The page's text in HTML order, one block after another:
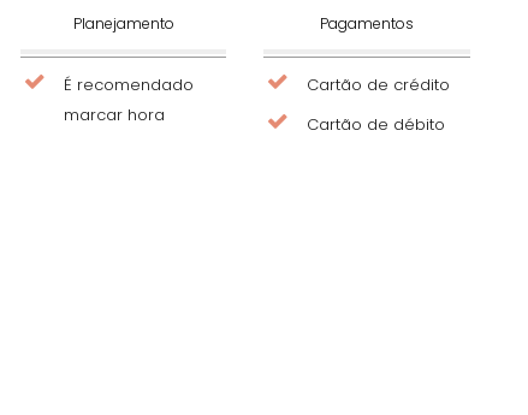
Planejamento
É recomendado
marcar hora
Pagamentos
Cartão de crédito
Cartão de débito